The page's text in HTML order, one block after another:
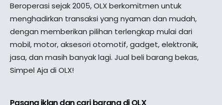
Beroperasi sejak 2005, OLX berkomitmen untuk
menghadirkan transaksi yang nyaman dan mudah,
dengan memberikan pilihan terlengkap mulai dari
mobil, motor, aksesori otomotif, gadget, elektronik,
jasa, dan masih banyak lagi. Jual beli barang bekas,
Simpel Aja di OLX!